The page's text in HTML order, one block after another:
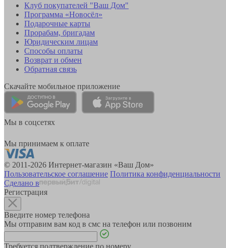
Клуб покупателей "Ваш Дом"
Программа «Новосёл»
Подарочные карты
Прорабам, бригадам
Юридическим лицам
Способы оплаты
Возврат и обмен
Обратная связь
Скачайте мобильное приложение
Мы в соцсетях
Мы принимаем к оплате
© 2011-2026 Интернет-магазин «Ваш Дом»
Пользовательское соглашение Политика конфиденциальности
Сделано в
Регистрация
Введите номер телефона
Мы отправим вам код в смс на телефон или позвоним